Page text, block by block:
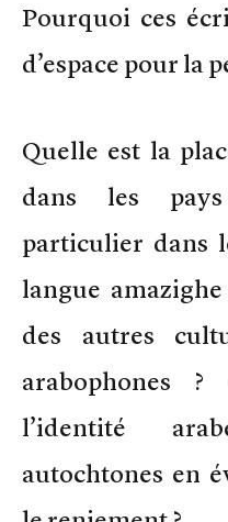
Pourquoi ces
d’espace pour la
Quelle est la
dans les
particulier dans
langue
des autres
arabophones ?
l’identité
autochtones en